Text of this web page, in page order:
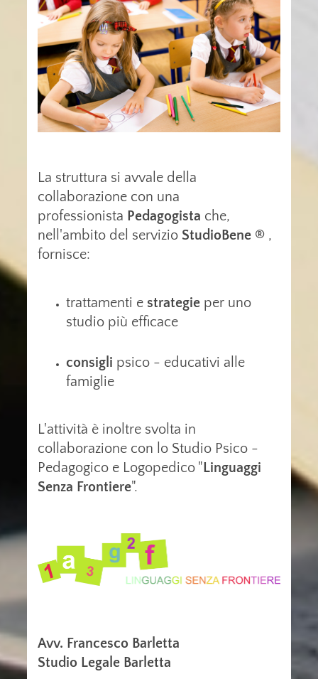
La struttura si avvale della
collaborazione con una
professionista Pedagogista che,
nell'ambito del servizio StudioBene ® ,
fornisce:
trattamenti e strategie per uno
studio più efficace
consigli psico - educativi alle
famiglie
L'attività è inoltre svolta in
collaborazione con lo Studio Psico -
Pedagogico e Logopedico " Linguaggi
Senza Frontiere".
Avv. Francesco Barletta
Studio Legale Barletta